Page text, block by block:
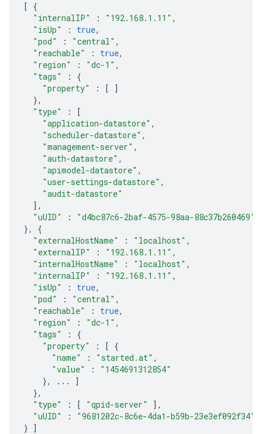
[ {
"internalIP"
: "192.168.1.11" ,
"isUp"
: true,
"pod"
: "central" ,
"reachable"
: true,
"region"
: "dc-1" ,
"tags"
:
{
"property"
: [
]
},
"type"
:
[
"application-datastore" ,
"scheduler-datastore" ,
"management-server" ,
"auth-datastore" ,
"apimodel-datastore" ,
"user-settings-datastore" ,
"audit-datastore"
],
"uUID"
:
"d4bc87c6-2baf-4575-98aa-88c37b260469"
},
{
"externalHostName"
: "localhost" ,
"externalIP"
: "192.168.1.11" ,
"internalHostName"
: "localhost" ,
"internalIP"
: "192.168.1.11" ,
"isUp"
: true,
"pod"
: "central" ,
"reachable"
: true,
"region"
: "dc-1" ,
"tags"
:
{
"property"
: [ {
"name"
: "started.at" ,
"value"
:
"1454691312854"
},
...
]
},
"type"
: [ "qpid-server"
],
"uUID"
:
"9681202c-8c6e-4da1-b59b-23e3ef092f34"
} ]